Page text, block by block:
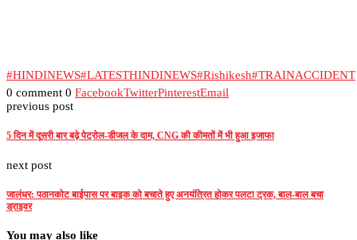
#HINDINEWS#LATESTHINDINEWS#Rishikesh#TRAINACCIDENT
0 comment 0 FacebookTwitterPinterestEmail
previous post
5 दिन में दूसरी बार बढ़े पेट्रोल-डीजल के दाम, CNG की कीमतों में भी हुआ इजाफा
next post
जालंधर: पठानकोट बाईपास पर बाइक को बचाते हुए अनयंत्रित होकर पलटा ट्रक, बाल-बाल बचा
ड्राइवर
You may also like